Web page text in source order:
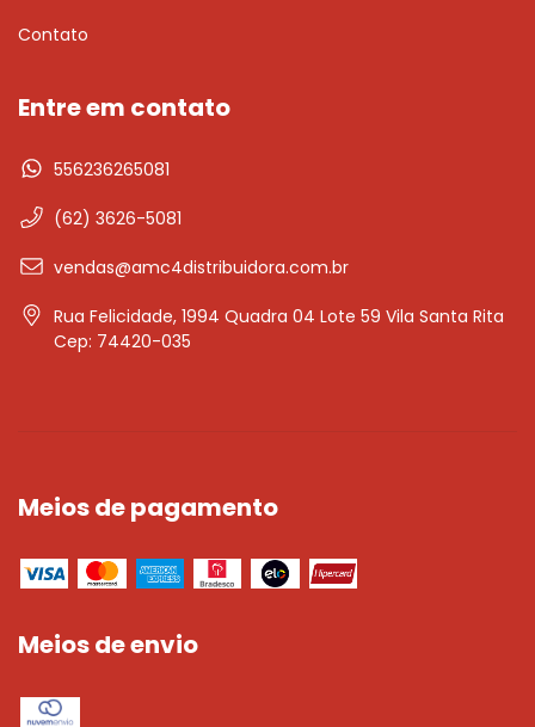
Contato
Entre em contato
556236265081
(62) 3626-5081
vendas@amc4distribuidora.com.br
Rua Felicidade, 1994 Quadra 04 Lote 59 Vila Santa Rita
Cep: 74420-035
Meios de pagamento
Meios de envio